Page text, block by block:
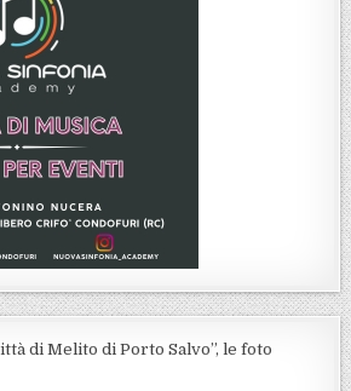
di Melito di Porto Salvo”, le foto